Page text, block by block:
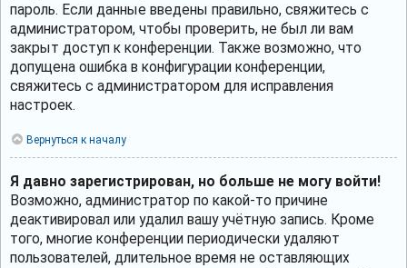
пароль. Если данные введены правильно, свяжитесь с
администратором, чтобы проверить, не был ли вам
закрыт доступ к конференции. Также возможно, что
допущена ошибка в конфигурации конференции,
свяжитесь с администратором для исправления
настроек.
Вернуться к началу
Я давно зарегистрирован, но больше не могу войти!
Возможно, администратор по какой-то причине
деактивировал или удалил вашу учётную запись. Кроме
того, многие конференции периодически удаляют
пользователей, длительное время не оставляющих